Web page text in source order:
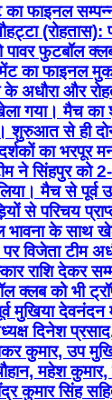
का फाइनल
फुटबॉल
का फाइनल
अधौरा और
गया। मैच का
से ही
का भरपूर
ने सिंहपुर को
मैच से पूर्व
से परिचय
के साथ
विजेता टीम
राशि देकर
क्लब को भी
मुखिया देवनंदन
दिनेश
कुमार, उप
महेश
कुमार सिंह